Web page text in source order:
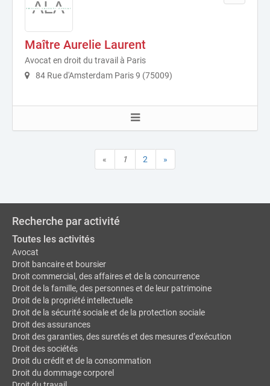
Maître Aurelie Laurent
Avocat en droit du travail à Paris
84 Rue d'Amsterdam Paris 9 (75009)
« 1 2 »
Recherche par activité
Toutes les activités
Avocat
Droit bancaire et boursier
Droit commercial, des affaires et de la concurrence
Droit de la famille, des personnes et de leur patrimoine
Droit de la propriété intellectuelle
Droit de la sécurité sociale et de la protection sociale
Droit des assurances
Droit des garanties, des suretés et des mesures d’exécution
Droit des sociétés
Droit du crédit et de la consommation
Droit du dommage corporel